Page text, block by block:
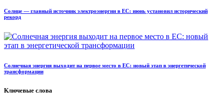
Солнце — главный источник электроэнергии в ЕС: июнь установил исторический
рекорд
Солнечная энергия выходит на первое место в ЕС: новый этап в энергетической
трансформации
Ключевые слова